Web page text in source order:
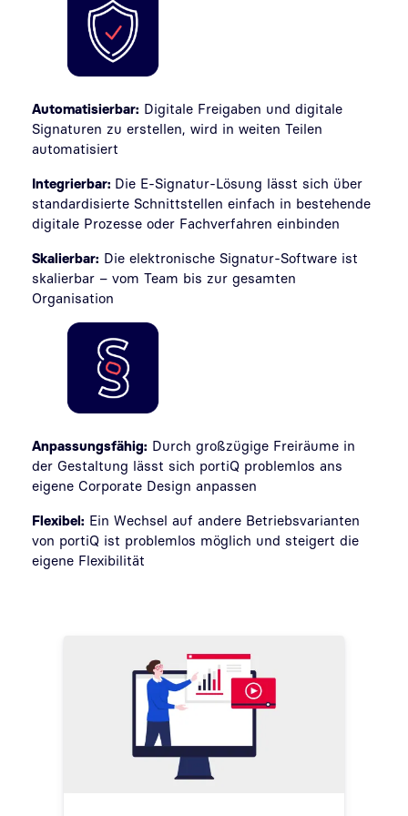
Automatisierbar: Digitale Freigaben und digitale
Signaturen zu erstellen, wird in weiten Teilen
automatisiert
Integrierbar: Die E-Signatur-Lösung lässt sich über
standardisierte Schnittstellen einfach in bestehende
digitale Prozesse oder Fachverfahren einbinden
Skalierbar: Die elektronische Signatur-Software ist
skalierbar – vom Team bis zur gesamten
Organisation
Anpassungsfähig: Durch großzügige Freiräume in
der Gestaltung lässt sich portiQ problemlos ans
eigene Corporate Design anpassen
Flexibel: Ein Wechsel auf andere Betriebsvarianten
von portiQ ist problemlos möglich und steigert die
eigene Flexibilität